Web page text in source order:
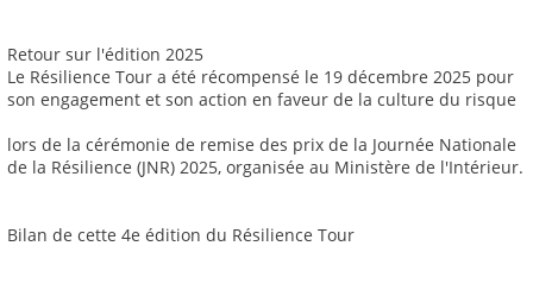
Retour sur l'édition 2025
Le Résilience Tour a été récompensé le 19 décembre 2025 pour
son engagement et son action en faveur de la culture du risque
lors de la cérémonie de remise des prix de la Journée Nationale
de la Résilience (JNR) 2025, organisée au Ministère de l'Intérieur.
Bilan de cette 4e édition du Résilience Tour